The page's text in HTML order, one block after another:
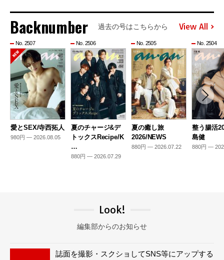
Backnumber 過去の号はこちらから View All
No. 2507
愛とSEX/寺西拓人
980円 — 2026.08.05
No. 2506
夏のチャージ&デ
トックスRecipe/K
…
880円 — 2026.07.29
No. 2505
夏の癒し旅
2026/NEWS
880円 — 2026.07.22
No. 2504
整う腸活
島健
880円 —
Look!
編集部からのお知らせ
誌面を撮影・スクショしてSNS等にアップする